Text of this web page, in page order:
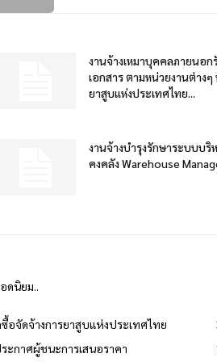
งานจ้างเหมาบุคคลภายนอก
เอกสาร ตามหน่วยงานต่าง
ยาสูบแห่งประเทศไทย...
งานจ้างบำรุงรักษาระบบบริ
คงคลัง Warehouse
ดนิยม..
อจัดจ้างการยาสูบแห่งประเทศไทย
ะกาศผู้ชนะการเสนอราคา